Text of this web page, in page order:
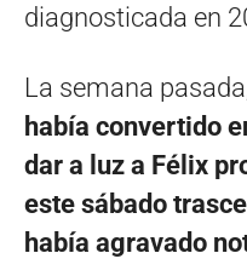
diagnosticada en
La semana
había convertido
dar a luz a Félix
este sábado
había agravado